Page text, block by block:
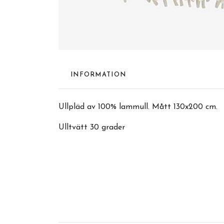
INFORMATION
Ullpläd av 100% lammull. Mått 130x200 cm.
Ulltvätt 30 grader